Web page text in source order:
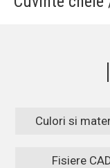
Culori si
Fisiere